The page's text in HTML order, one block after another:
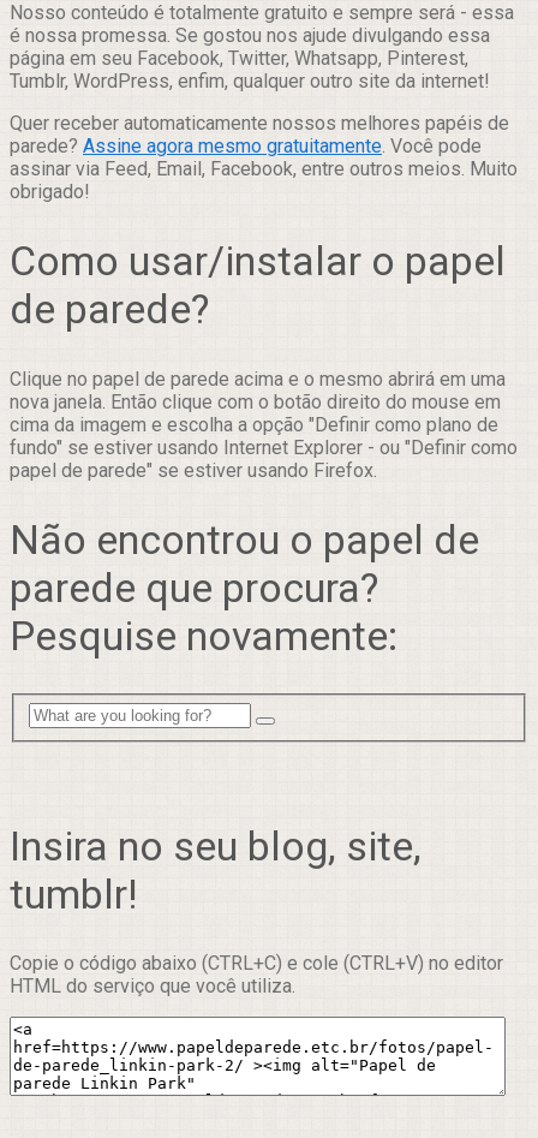
Nosso conteúdo é totalmente gratuito e sempre será - essa
é nossa promessa. Se gostou nos ajude divulgando essa
página em seu Facebook, Twitter, Whatsapp, Pinterest,
Tumblr, WordPress, enfim, qualquer outro site da internet!
Quer receber automaticamente nossos melhores papéis de
parede? Assine agora mesmo gratuitamente. Você pode
assinar via Feed, Email, Facebook, entre outros meios. Muito
obrigado!
Como usar/instalar o papel
de parede?
Clique no papel de parede acima e o mesmo abrirá em uma
nova janela. Então clique com o botão direito do mouse em
cima da imagem e escolha a opção "Definir como plano de
fundo" se estiver usando Internet Explorer - ou "Definir como
papel de parede" se estiver usando Firefox.
Não encontrou o papel de
parede que procura?
Pesquise novamente:
Insira no seu blog, site,
tumblr!
Copie o código abaixo (CTRL+C) e cole (CTRL+V) no editor
HTML do serviço que você utiliza.